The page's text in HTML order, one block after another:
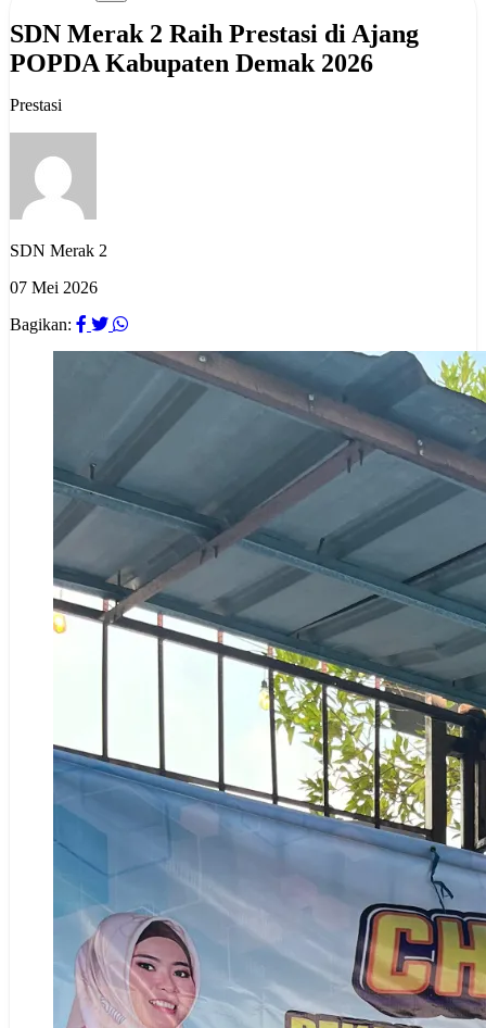
SDN Merak 2 Raih Prestasi di Ajang
POPDA Kabupaten Demak 2026
Prestasi
SDN Merak 2
07 Mei 2026
Bagikan: